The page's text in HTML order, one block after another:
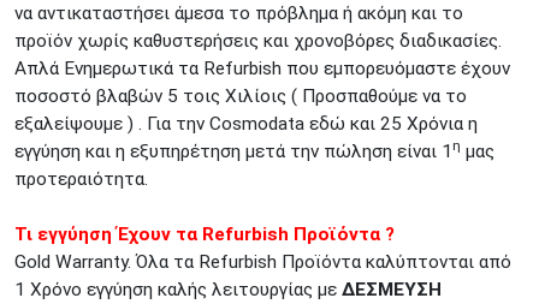
να αντικαταστήσει άμεσα το πρόβλημα ή ακόμη και το
προϊόν χωρίς καθυστερήσεις και χρονοβόρες διαδικασίες.
Απλά Ενημερωτικά τα Refurbish που εμπορευόμαστε έχουν
ποσοστό βλαβών 5 τοις Χιλίοις ( Προσπαθούμε να το
εξαλείψουμε ) . Για την Cosmodata εδώ και 25 Χρόνια η
εγγύηση και η εξυπηρέτηση μετά την πώληση είναι 1η μας
προτεραιότητα.
Τι εγγύηση Έχουν τα Refurbish Προϊόντα ?
Gold Warranty. Όλα τα Refurbish Προϊόντα καλύπτονται από
1 Χρόνο εγγύηση καλής λειτουργίας με ΔΕΣΜΕΥΣΗ